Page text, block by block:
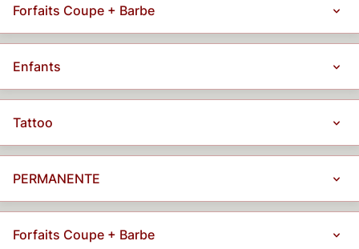
Forfaits Coupe + Barbe
Enfants
Tattoo
PERMANENTE
Forfaits Coupe + Barbe